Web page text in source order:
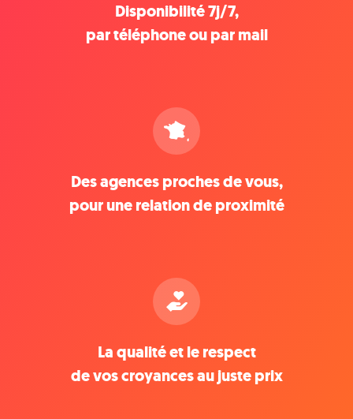
Disponibilité 7j/7,
par téléphone ou par mail
Des agences proches de vous,
pour une relation de proximité
La qualité et le respect
de vos croyances au juste prix